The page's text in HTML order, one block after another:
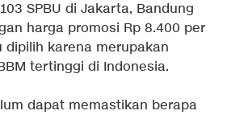
SPBU di Jakarta, Bandung
harga promosi Rp 8.400 per
dipilih karena merupakan
tertinggi di Indonesia.
dapat memastikan berapa